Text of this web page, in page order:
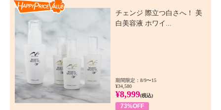
チェンジ 際立つ白さへ！ 美
白美容液 ホワイ...
期間限定：8/9〜15
¥34,580
¥8,999(税込)
73%OFF